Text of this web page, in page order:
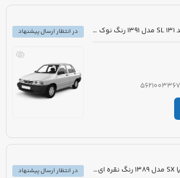
مزایده دولتی خودرو پراید 131 SL مدل 1391 رنگ نوک مدادی
در انتظار ارسال پیشنهاد
مزایده دولتی خودرو زانتیا SX مدل 1389 رنگ نقره ای متالیک
در انتظار ارسال پیشنهاد